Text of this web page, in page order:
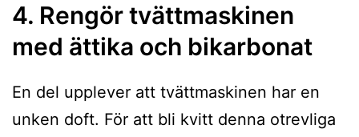
4. Rengör tvättmaskinen
med ättika och bikarbonat
En del upplever att tvättmaskinen har en
unken doft. För att bli kvitt denna otrevliga